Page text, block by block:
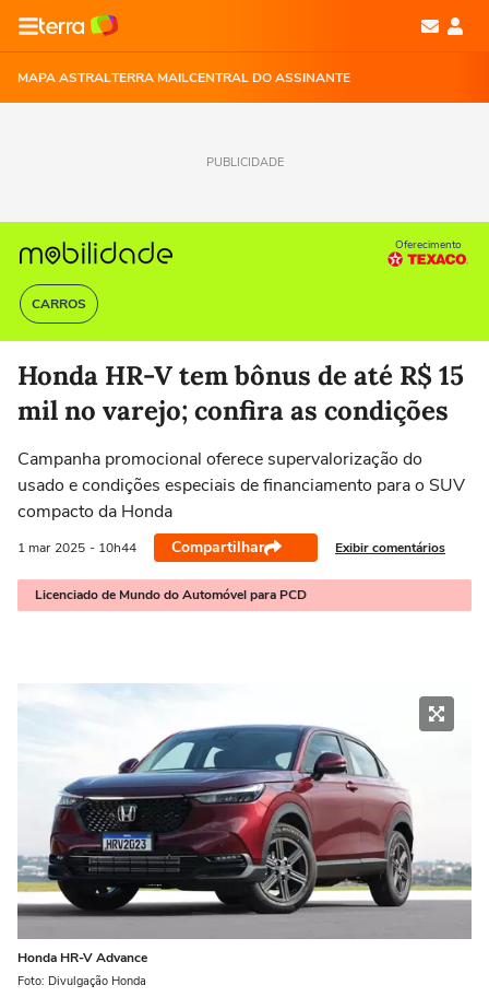
MAPA ASTRALTERRA MAILCENTRAL DO ASSINANTE
PUBLICIDADE
CARROS
Oferecimento
Honda HR-V tem bônus de até R$ 15
mil no varejo; confira as condições
Campanha promocional oferece supervalorização do
usado e condições especiais de financiamento para o SUV
compacto da Honda
1 mar 2025 - 10h44 Compartilhar Exibir comentários
Licenciado de Mundo do Automóvel para PCD
Honda HR-V Advance
Foto: Divulgação Honda